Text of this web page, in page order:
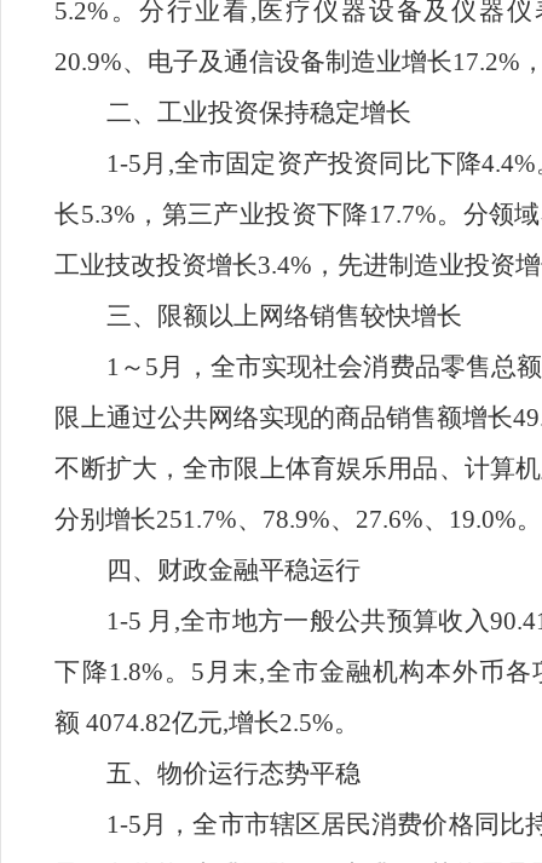
5.2%。分行业看,医疗仪器设备及仪器
20.9%、电子及通信设备制造业增长17.2%
二、工业投资保持稳定增长
1-5月,全市固定资产投资同比下降
长5.3%，第三产业投资下降17.7%。分领
工业技改投资增长3.4%，先进制造业投资
三、限额以上网络销售较快增长
1～5月，全市实现社会消费品零售总
限上通过公共网络实现的商品销售额增长
不断扩大，全市限上体育娱乐用品、计算
分别增长251.7%、78.9%、27.6%、19.0%。
四、财政金融平稳运行
1-5 月,全市地方一般公共预算收入
下降1.8%。5月末,全市金融机构本外币各
额 4074.82亿元,增长2.5%。
五、物价运行态势平稳
1-5月，全市市辖区居民消费价格同比